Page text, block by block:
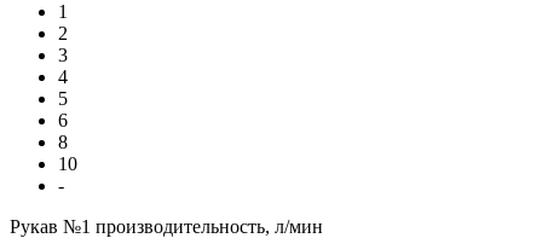
1
2
3
4
5
6
8
10
-
Рукав №1 производительность, л/мин